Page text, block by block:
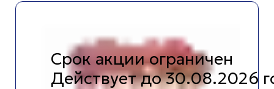
Срок акции ограничен
Действует до 30.08.2026